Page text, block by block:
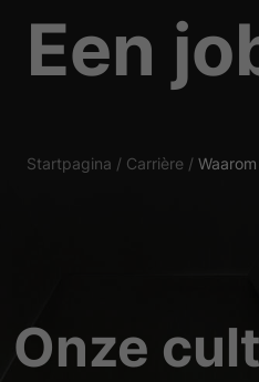
Een
Startpagina / Carrière /
Onze